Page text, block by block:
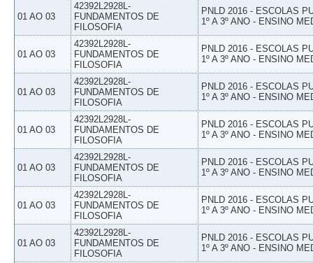
01 AO 03
42392L2928L-
FUNDAMENTOS DE
FILOSOFIA
PNLD 2016 - ESCOLAS
1º A 3º ANO - ENSINO
01 AO 03
42392L2928L-
FUNDAMENTOS DE
FILOSOFIA
PNLD 2016 - ESCOLAS
1º A 3º ANO - ENSINO
01 AO 03
42392L2928L-
FUNDAMENTOS DE
FILOSOFIA
PNLD 2016 - ESCOLAS
1º A 3º ANO - ENSINO
01 AO 03
42392L2928L-
FUNDAMENTOS DE
FILOSOFIA
PNLD 2016 - ESCOLAS
1º A 3º ANO - ENSINO
01 AO 03
42392L2928L-
FUNDAMENTOS DE
FILOSOFIA
PNLD 2016 - ESCOLAS
1º A 3º ANO - ENSINO
01 AO 03
42392L2928L-
FUNDAMENTOS DE
FILOSOFIA
PNLD 2016 - ESCOLAS
1º A 3º ANO - ENSINO
01 AO 03
42392L2928L-
FUNDAMENTOS DE
FILOSOFIA
PNLD 2016 - ESCOLAS
1º A 3º ANO - ENSINO